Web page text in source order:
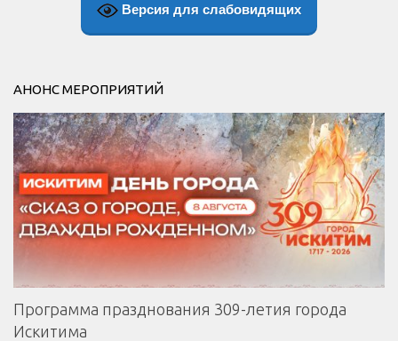
Версия для слабовидящих
АНОНС МЕРОПРИЯТИЙ
Программа празднования 309-летия города
Искитима